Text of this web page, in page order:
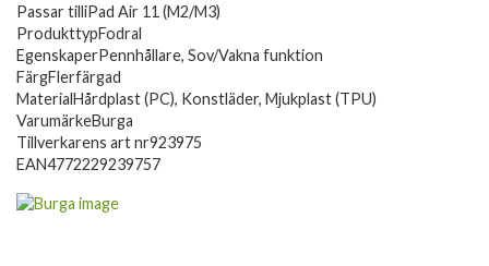
Passar tilliPad Air 11 (M2/M3)
ProdukttypFodral
EgenskaperPennhållare, Sov/Vakna funktion
FärgFlerfärgad
MaterialHårdplast (PC), Konstläder, Mjukplast (TPU)
VarumärkeBurga
Tillverkarens art nr923975
EAN4772229239757